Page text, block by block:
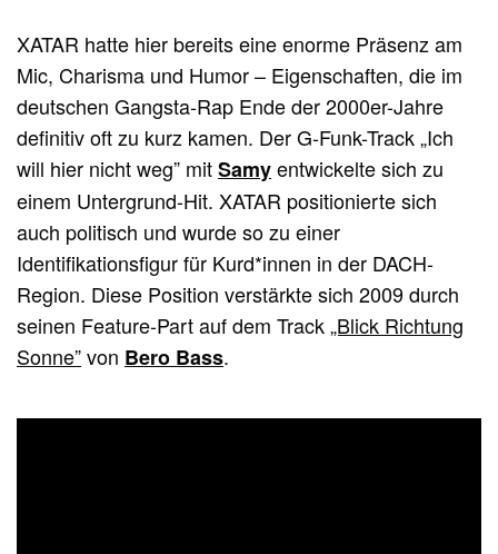
XATAR hatte hier bereits eine enorme Präsenz am
Mic, Charisma und Humor – Eigenschaften, die im
deutschen Gangsta-Rap Ende der 2000er-Jahre
definitiv oft zu kurz kamen. Der G-Funk-Track „Ich
will hier nicht weg” mitSamyentwickelte sich zu
einem Untergrund-Hit. XATAR positionierte sich
auch politisch und wurde so zu einer
Identifikationsfigur für Kurd*innen in der DACH-
Region. Diese Position verstärkte sich 2009 durch
seinen Feature-Part auf dem Track„Blick Richtung
Sonne”von Bero Bass.